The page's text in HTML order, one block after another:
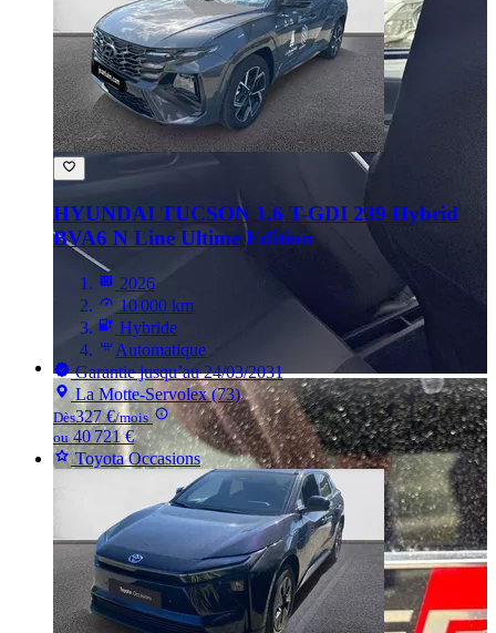
HYUNDAI TUCSON 1.6 T-GDI 239 Hybrid
BVA6 N Line Ultime Edition
2026
10 000 km
Hybride
Automatique
Garantie jusqu’au 24/03/2031
La Motte-Servolex (73)
Dès327 €/mois
ou40 721 €
Toyota Occasions